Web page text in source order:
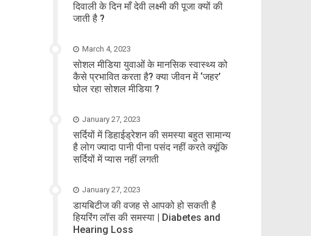
दिवाली के दिन माँ देवी लक्ष्मी की पूजा क्यों की
जाती है ?
March 4, 2023
सोशल मीडिया युवाओं के मानसिक स्वास्थ्य को
कैसे प्रभावित करता है? क्या जीवन में ‘जहर’
घोल रहा सोशल मीडिया ?
January 27, 2023
सर्दियों में डिहाईड्रेशन की समस्या बहुत सामान्य
है लोग ज्यादा पानी पीना पसंद नहीं करते क्यूंकि
सर्दियों में प्यास नहीं लगती
January 27, 2023
डायबिटीज की वजह से आपको हो सकती है
हियरिंग लॉस की समस्या | Diabetes and
Hearing Loss